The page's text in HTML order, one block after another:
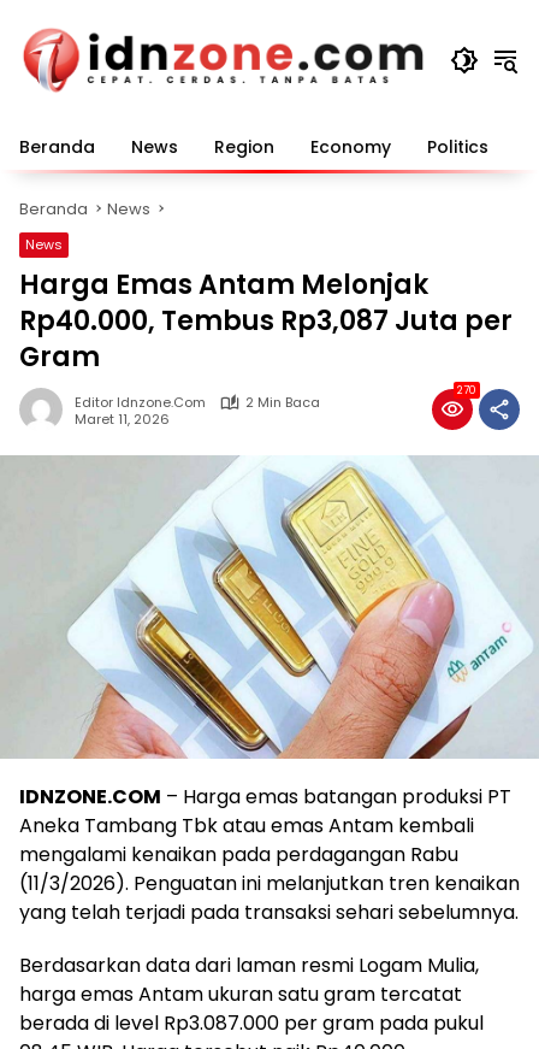
konten
Beranda News Region Economy Politics
Beranda News
News
Harga Emas Antam Melonjak
Rp40.000, Tembus Rp3,087 Juta per
Gram
Editor Idnzone.com
2 Min Baca
Maret 11, 2026
270
IDNZONE.COM – Harga emas batangan produksi PT
Aneka Tambang Tbk atau emas Antam kembali
mengalami kenaikan pada perdagangan Rabu
(11/3/2026). Penguatan ini melanjutkan tren kenaikan
yang telah terjadi pada transaksi sehari sebelumnya.
Berdasarkan data dari laman resmi Logam Mulia,
harga emas Antam ukuran satu gram tercatat
berada di level Rp3.087.000 per gram pada pukul